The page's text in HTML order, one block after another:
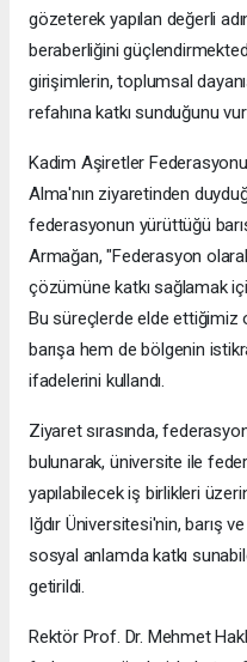
gözeterek yapılan değerli
beraberliğini
girişimlerin, toplumsal
refahına katkı sunduğunu
Kadim Aşiretler
Alma'nın ziyaretinden
federasyonun yürüttüğü
Armağan, "Federasyon
çözümüne katkı sağlamak
Bu süreçlerde elde
barışa hem de bölgenin
ifadelerini kullandı.
Ziyaret sırasında,
bulunarak, üniversite ile
yapılabilecek iş birlikleri
Iğdır Üniversitesi'nin, barış
sosyal anlamda katkı
getirildi.
Rektör Prof. Dr. Mehmet